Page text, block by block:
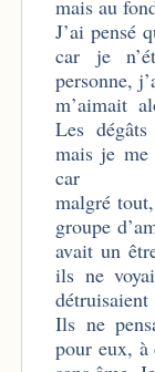
mais au
J’ai pensé
car je
personne,
m’aimait
Les
mais je me
car
malgré
groupe
avait un
ils ne
Ils ne
pour eux, à